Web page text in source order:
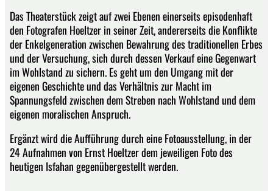
Das Theaterstück zeigt auf zwei Ebenen einerseits episodenhaft
den Fotografen Hoeltzer in seiner Zeit, andererseits die Konflikte
der Enkelgeneration zwischen Bewahrung des traditionellen Erbes
und der Versuchung, sich durch dessen Verkauf eine Gegenwart
im Wohlstand zu sichern. Es geht um den Umgang mit der
eigenen Geschichte und das Verhältnis zur Macht im
Spannungsfeld zwischen dem Streben nach Wohlstand und dem
eigenen moralischen Anspruch.
Ergänzt wird die Aufführung durch eine Fotoausstellung, in der
24 Aufnahmen von Ernst Hoeltzer dem jeweiligen Foto des
heutigen Isfahan gegenübergestellt werden.